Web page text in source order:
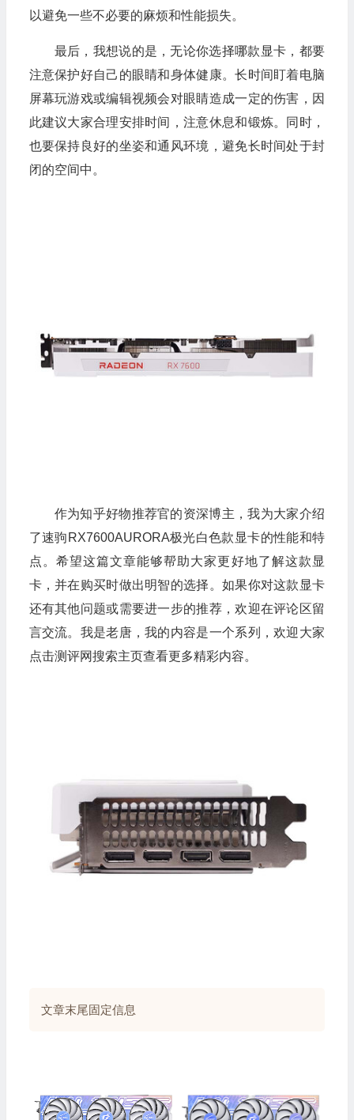
以避免一些不必要的麻烦和性能损失。
最后，我想说的是，无论你选择哪款显卡，都要
注意保护好自己的眼睛和身体健康。长时间盯着电脑
屏幕玩游戏或编辑视频会对眼睛造成一定的伤害，因
此建议大家合理安排时间，注意休息和锻炼。同时，
也要保持良好的坐姿和通风环境，避免长时间处于封
闭的空间中。
作为知乎好物推荐官的资深博主，我为大家介绍
了速驹RX7600AURORA极光白色款显卡的性能和特
点。希望这篇文章能够帮助大家更好地了解这款显
卡，并在购买时做出明智的选择。如果你对这款显卡
还有其他问题或需要进一步的推荐，欢迎在评论区留
言交流。我是老唐，我的内容是一个系列，欢迎大家
点击测评网搜索主页查看更多精彩内容。
文章末尾固定信息